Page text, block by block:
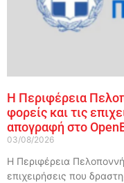
Η Περιφέρεια
φορείς και τις
απογραφή στο
03/08/2026
Η Περιφέρεια
επιχειρήσεις που